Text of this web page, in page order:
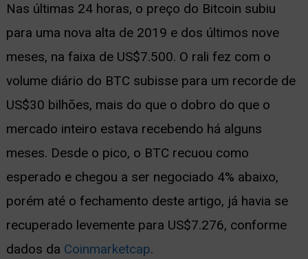
Nas últimas 24 horas, o preço do Bitcoin subiu
para uma nova alta de 2019 e dos últimos nove
meses, na faixa de US$7.500. O rali fez com o
volume diário do BTC subisse para um recorde de
US$30 bilhões, mais do que o dobro do que o
mercado inteiro estava recebendo há alguns
meses. Desde o pico, o BTC recuou como
esperado e chegou a ser negociado 4% abaixo,
porém até o fechamento deste artigo, já havia se
recuperado levemente para US$7.276, conforme
dados da Coinmarketcap.